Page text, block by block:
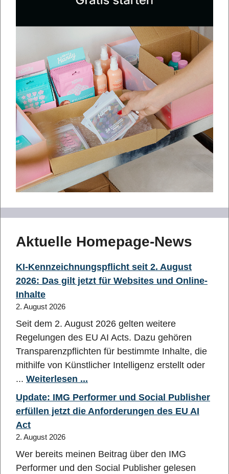
Aktuelle Homepage-News
KI-Kennzeichnungspflicht seit 2. August
2026: Das gilt jetzt für Websites und Online-
Inhalte
2. August 2026
Seit dem 2. August 2026 gelten weitere
Regelungen des EU AI Acts. Dazu gehören
Transparenzpflichten für bestimmte Inhalte, die
mithilfe von Künstlicher Intelligenz erstellt oder
... Weiterlesen ...
Update: IMG Performer und Social Publisher
erfüllen jetzt die Anforderungen des EU AI
Act
2. August 2026
Wer bereits meinen Beitrag über den IMG
Performer und den Social Publisher gelesen